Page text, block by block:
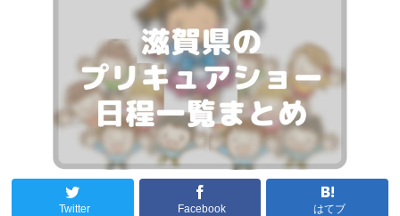
Twitter Facebook はてブ